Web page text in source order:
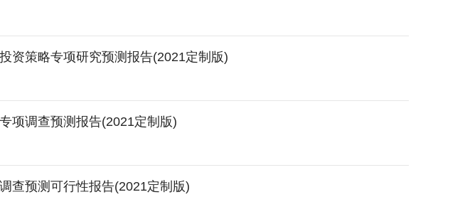
资策略专项研究预测报告(2021定制版)
项调查预测报告(2021定制版)
查预测可行性报告(2021定制版)